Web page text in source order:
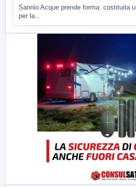
Sannio Acque prende forma: costituita
per la...